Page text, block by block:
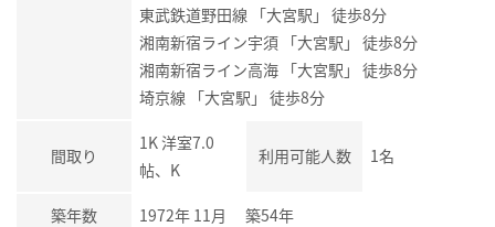
東武鉄道野田線 「大宮駅」 徒歩8分
湘南新宿ライン宇須 「大宮駅」 徒歩8分
湘南新宿ライン高海 「大宮駅」 徒歩8分
埼京線 「大宮駅」 徒歩8分
間取り
1K 洋室7.0
帖、K
利用可能人数 1名
築年数 1972年 11月 築54年